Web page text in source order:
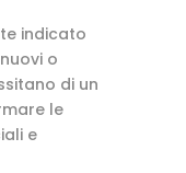
indicato
o
di un
le
e